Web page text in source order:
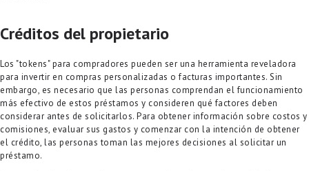
Créditos del propietario
Los "tokens" para compradores pueden ser una herramienta reveladora
para invertir en compras personalizadas o facturas importantes. Sin
embargo, es necesario que las personas comprendan el funcionamiento
más efectivo de estos préstamos y consideren qué factores deben
considerar antes de solicitarlos. Para obtener información sobre costos y
comisiones, evaluar sus gastos y comenzar con la intención de obtener
el crédito, las personas toman las mejores decisiones al solicitar un
préstamo.